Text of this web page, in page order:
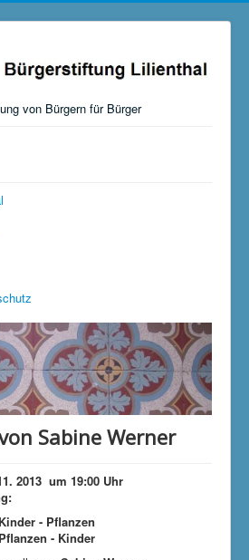
von Bürgern für Bürger
Stiften
Unsere Aktivitäten
Werner
Sabine Werner
2013 um 19:00 Uhr
Kinder - Pflanzen
Pflanzen - Kinder